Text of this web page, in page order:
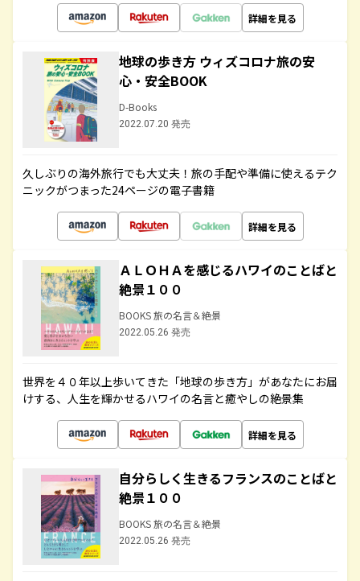
詳細を見る
地球の歩き方 ウィズコロナ旅の安
心・安全BOOK
D-Books
2022.07.20 発売
久しぶりの海外旅行でも大丈夫！旅の手配や準備に使えるテク
ニックがつまった24ページの電子書籍
詳細を見る
ＡＬＯＨＡを感じるハワイのことばと
絶景１００
BOOKS 旅の名言＆絶景
2022.05.26 発売
世界を４０年以上歩いてきた「地球の歩き方」があなたにお届
けする、人生を輝かせるハワイの名言と癒やしの絶景集
詳細を見る
自分らしく生きるフランスのことばと
絶景１００
BOOKS 旅の名言＆絶景
2022.05.26 発売